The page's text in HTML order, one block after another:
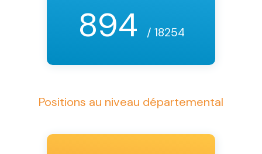
894 / 18254
Positions au niveau départemental